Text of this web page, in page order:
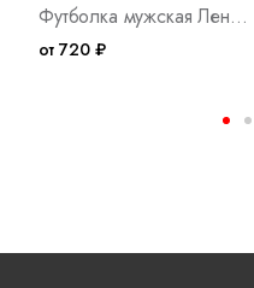
Футболка мужская Ленар Ч Арт. 9597
от 720 ₽